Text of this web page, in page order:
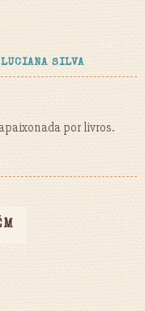
LUCIANA SILVA
por livros.